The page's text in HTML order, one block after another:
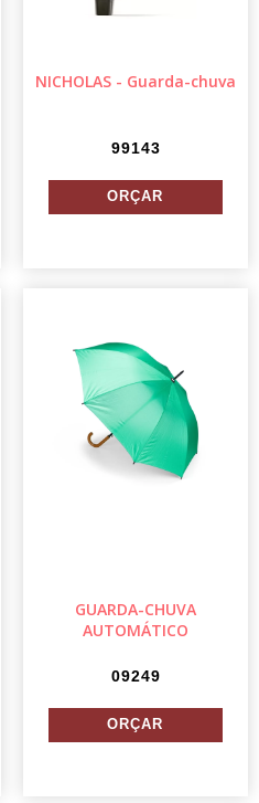
NICHOLAS - Guarda-chuva
99143
GUARDA-CHUVA
AUTOMÁTICO
09249